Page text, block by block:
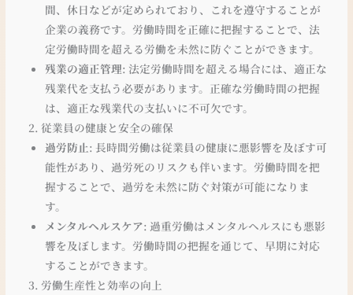
間、休日などが定められており、これを遵守することが
企業の義務です。労働時間を正確に把握することで、法
定労働時間を超える労働を未然に防ぐことができます。
残業の適正管理: 法定労働時間を超える場合には、適正な
残業代を支払う必要があります。正確な労働時間の把握
は、適正な残業代の支払いに不可欠です。
2. 従業員の健康と安全の確保
過労防止: 長時間労働は従業員の健康に悪影響を及ぼす可
能性があり、過労死のリスクも伴います。労働時間を把
握することで、過労を未然に防ぐ対策が可能になりま
す。
メンタルヘルスケア: 過重労働はメンタルヘルスにも悪影
響を及ぼします。労働時間の把握を通じて、早期に対応
することができます。
3. 労働生産性と効率の向上